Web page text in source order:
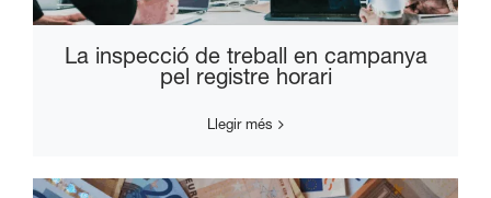
La inspecció de treball en campanya
pel registre horari
Llegir més